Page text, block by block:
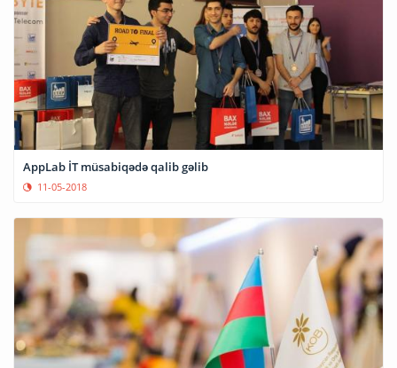
AppLab İT müsabiqədə qalib gəlib
11-05-2018